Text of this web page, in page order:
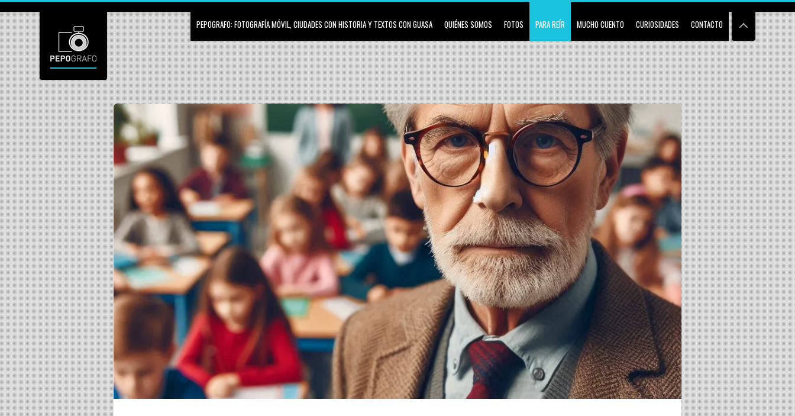
PEPOGRAFO: FOTOGRAFÍA MÓVIL, CIUDADES CON HISTORIA Y TEXTOS CON GUASA QUIÉNES SOMOS FOTOS PARA REÍR MUCHO CUENTO CURIOSIDADES CONTACTO